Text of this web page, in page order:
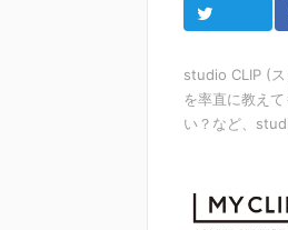
Twitter
studio CLIP (
を率直に教え
い？など、